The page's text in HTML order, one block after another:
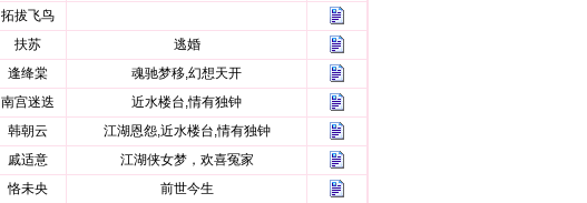
拓拔飞鸟
扶苏
逃婚
逢绛棠
魂驰梦移,幻想天开
南宫迷迭
近水楼台,情有独钟
韩朝云
江湖恩怨,近水楼台,情有独钟
戚适意
江湖侠女梦，欢喜冤家
恪未央
前世今生